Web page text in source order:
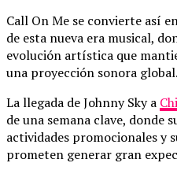
Call On Me se convierte así
de esta nueva era musical,
evolución artística que
una proyección sonora global.
La llegada de Johnny Sky a
de una semana clave, donde
actividades promocionales y
prometen generar gran